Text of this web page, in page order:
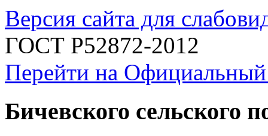
Версия сайта для
ГОСТ Р52872-2012
Перейти на
Бичевского сельского